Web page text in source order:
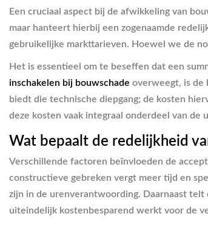
Een cruciaal aspect bij de afwikkeling van
maar hanteert hierbij een zogenaamde
gebruikelijke markttarieven. Hoewel we de
Het is essentieel om te beseffen dat een
inschakelen bij bouwschade overweegt, is de
biedt die technische diepgang; de kosten
deze kosten vaak integraal onderdeel van de
Wat bepaalt de redelijkheid
Verschillende factoren beïnvloeden de
constructieve gebreken vergt meer tijd en
zijn in de urenverantwoording. Daarnaast
uiteindelijk kostenbesparend werkt voor de